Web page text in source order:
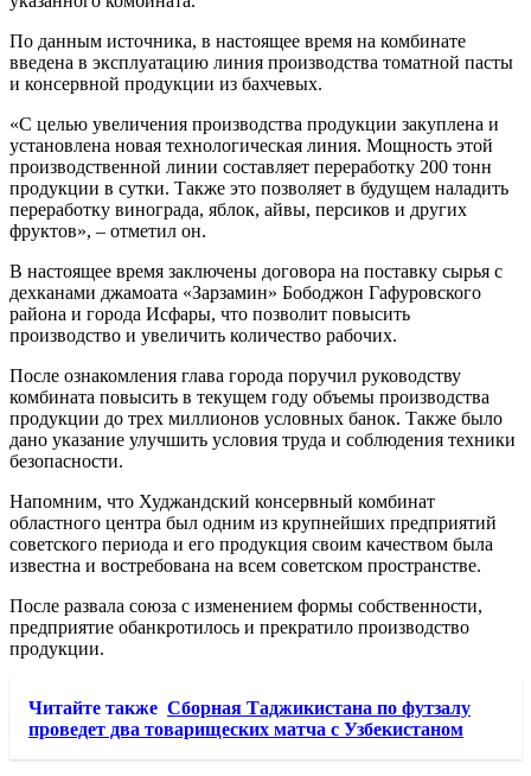
По данным источника, в настоящее время на комбинате
введена в эксплуатацию линия производства томатной пасты
и консервной продукции из бахчевых.
«С целью увеличения производства продукции закуплена и
установлена новая технологическая линия. Мощность этой
производственной линии составляет переработку 200 тонн
продукции в сутки. Также это позволяет в будущем наладить
переработку винограда, яблок, айвы, персиков и других
фруктов», – отметил он.
В настоящее время заключены договора на поставку сырья с
дехканами джамоата «Зарзамин» Бободжон Гафуровского
района и города Исфары, что позволит повысить
производство и увеличить количество рабочих.
После ознакомления глава города поручил руководству
комбината повысить в текущем году объемы производства
продукции до трех миллионов условных банок. Также было
дано указание улучшить условия труда и соблюдения техники
безопасности.
Напомним, что Худжандский консервный комбинат
областного центра был одним из крупнейших предприятий
советского периода и его продукция своим качеством была
известна и востребована на всем советском пространстве.
После развала союза с изменением формы собственности,
предприятие обанкротилось и прекратило производство
продукции.
Читайте также Сборная Таджикистана по футзалу
проведет два товарищеских матча с Узбекистаном